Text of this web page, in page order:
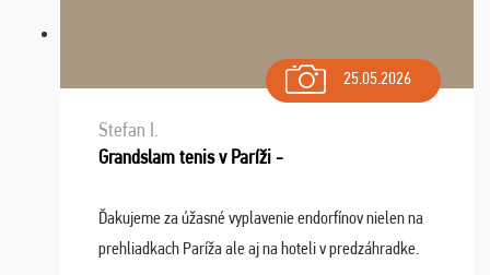
25.05.2026
Stefan I.
Grandslam tenis v Paríži -
Ďakujeme za úžasné vyplavenie endorfínov nielen na
prehliadkach Paríža ale aj na hoteli v predzáhradke.